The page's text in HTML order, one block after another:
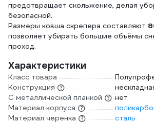
предотвращает скольжение, делая
безопасной.
Размеры ковша скрепера составляют
позволяет убирать большие объёмы
проход.
Характеристики
Класс товара
Конструкция
С металлической планкой
нет
Материал корпуса
Материал черенка
сталь